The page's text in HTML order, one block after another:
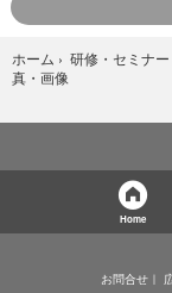
ホーム › 研修・セミナ
真・画像
Home
お問合せ